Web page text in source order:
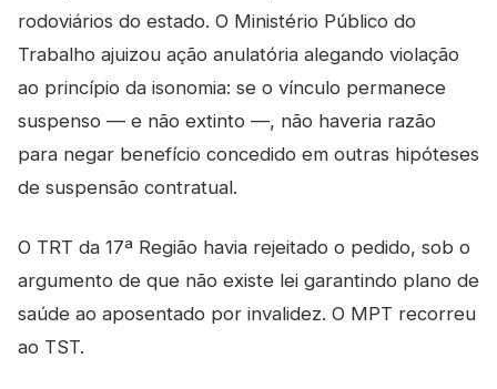
rodoviários do estado. O Ministério Público do
Trabalho ajuizou ação anulatória alegando violação
ao princípio da isonomia: se o vínculo permanece
suspenso — e não extinto —, não haveria razão
para negar benefício concedido em outras hipóteses
de suspensão contratual.
O TRT da 17ª Região havia rejeitado o pedido, sob o
argumento de que não existe lei garantindo plano de
saúde ao aposentado por invalidez. O MPT recorreu
ao TST.